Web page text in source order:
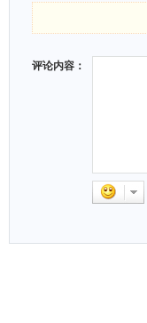
评论内容：